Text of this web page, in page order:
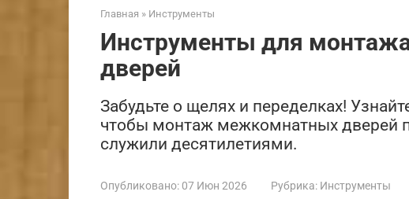
Главная » Инструменты
Инструменты для
дверей
Забудьте о щелях и переделках!
чтобы монтаж межкомнатных дверей
служили десятилетиями.
Опубликовано: 07 Июн 2026 Рубрика: Инструменты